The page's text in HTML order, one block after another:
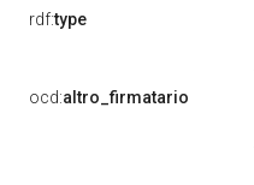
rdf:type
ocd:altro_firmatario